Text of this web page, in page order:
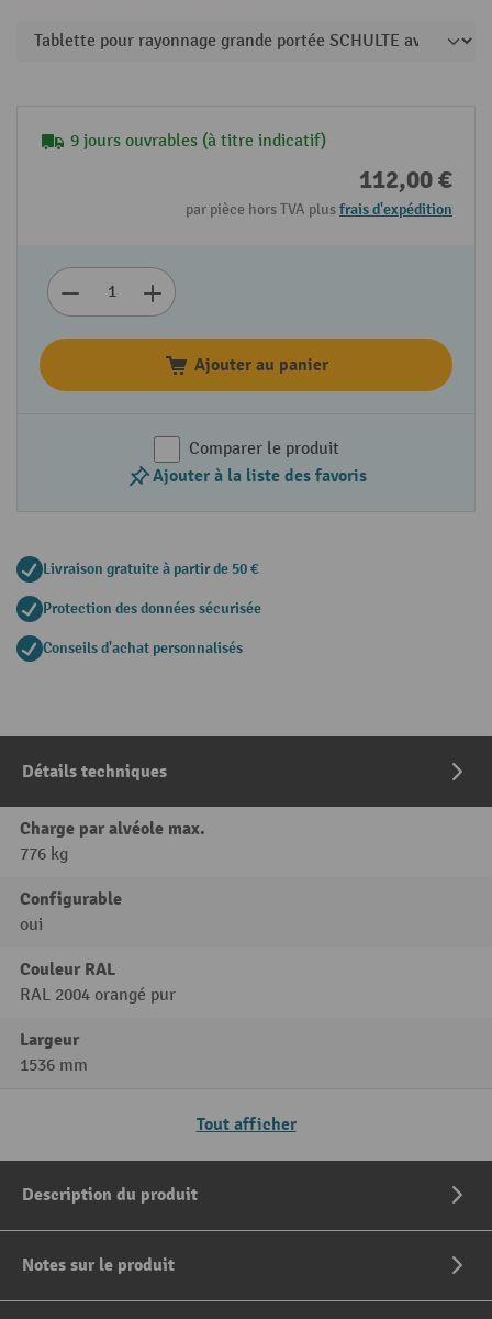
9 jours ouvrables (à titre indicatif)
112,00 €
par pièce hors TVA plusfrais d'expédition
Ajouter au panier
Comparer le produit
Ajouter à la liste des favoris
Livraison gratuite à partir de 50 €
Protection des données sécurisée
Conseils d'achat personnalisés
Détails techniques
Charge par alvéole max.
776 kg
Configurable
oui
Couleur RAL
RAL 2004 orangé pur
Largeur
1536 mm
Tout afficher
Description du produit
Notes sur le produit